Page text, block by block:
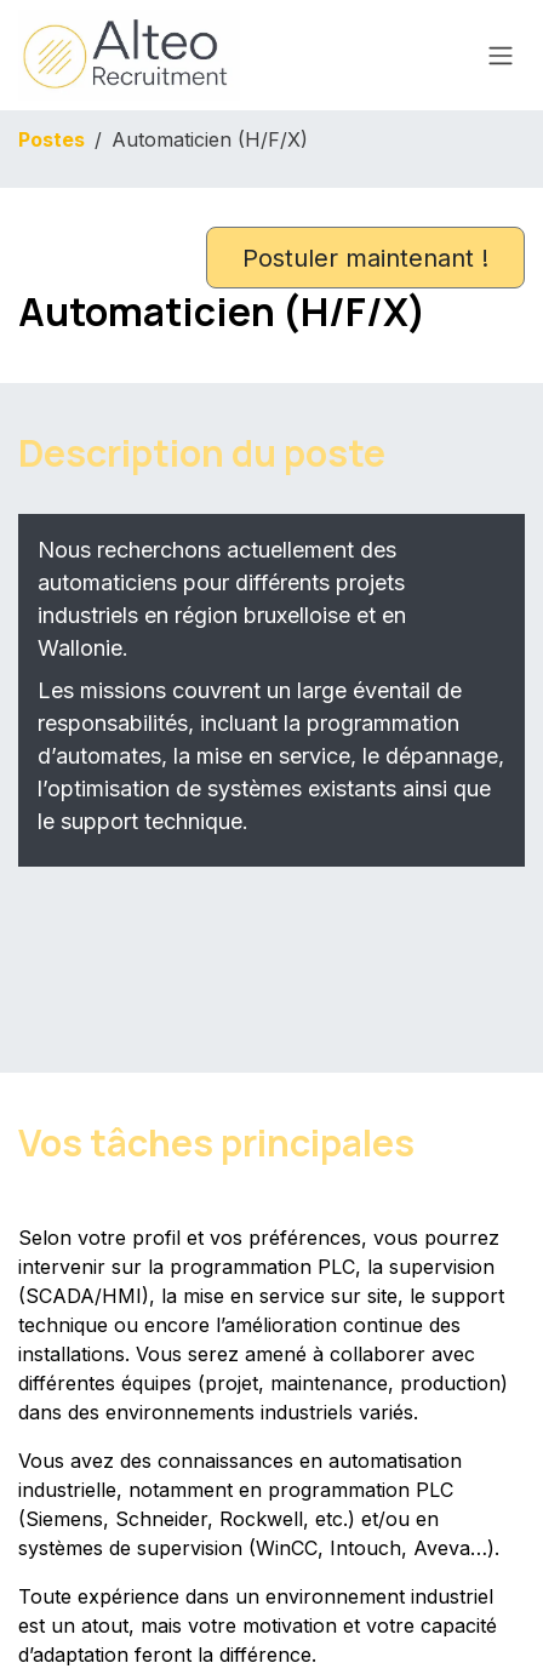
Se rendre au contenu
Postes Automaticien (H/F/X)
Postuler maintenant !
Automaticien (H/F/X)
Description du poste
Nous recherchons actuellement des
automaticiens pour différents projets
industriels en région bruxelloise et en
Wallonie.
Les missions couvrent un large éventail de
responsabilités, incluant la programmation
d’automates, la mise en service, le dépannage,
l’optimisation de systèmes existants ainsi que
le support technique.
Vos tâches principales
Selon votre profil et vos préférences, vous pourrez
intervenir sur la programmation PLC, la supervision
(SCADA/HMI), la mise en service sur site, le support
technique ou encore l’amélioration continue des
installations. Vous serez amené à collaborer avec
différentes équipes (projet, maintenance, production)
dans des environnements industriels variés.
Vous avez des connaissances en automatisation
industrielle, notamment en programmation PLC
(Siemens, Schneider, Rockwell, etc.) et/ou en
systèmes de supervision (WinCC, Intouch, Aveva…).
Toute expérience dans un environnement industriel
est un atout, mais votre motivation et votre capacité
d’adaptation feront la différence.